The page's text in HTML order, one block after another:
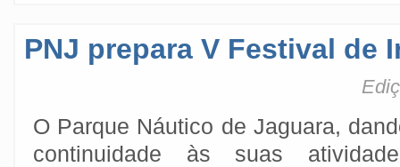
PNJ prepara V Festival de
O Parque Náutico de Jaguara,
continuidade às suas